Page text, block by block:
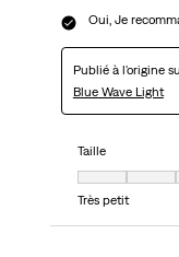
Oui, Je
Publié à l'origine
Blue Wave Light
Taille
Taille, 4 sur 7, où
Très petit